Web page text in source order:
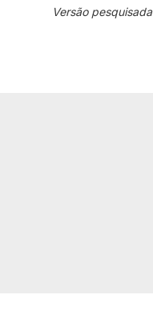
Versão pesquisada